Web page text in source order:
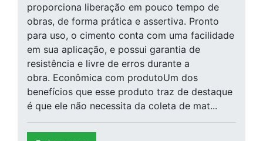
proporciona liberação em pouco tempo de
obras, de forma prática e assertiva. Pronto
para uso, o cimento conta com uma facilidade
em sua aplicação, e possui garantia de
resistência e livre de erros durante a
obra. Econômica com produtoUm dos
benefícios que esse produto traz de destaque
é que ele não necessita da coleta de mat...